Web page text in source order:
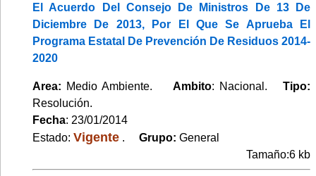
El Acuerdo Del Consejo De Ministros De 13 De
Diciembre De 2013, Por El Que Se Aprueba El
Programa Estatal De Prevención De Residuos 2014-
2020
Area: Medio Ambiente.Ambito: Nacional.Tipo:
Resolución.
Fecha: 23/01/2014
Estado: Vigente . Grupo: General
Tamaño:6 kb